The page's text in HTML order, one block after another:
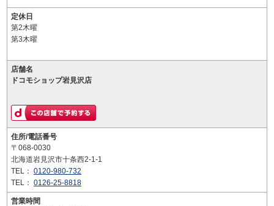
定休日
第2木曜
第3木曜
店舗名
ドコモショップ岩見沢店
住所/電話番号
〒068-0030
北海道岩見沢市十条西2-1-1
TEL： 0120-980-732
TEL： 0126-25-8818
営業時間